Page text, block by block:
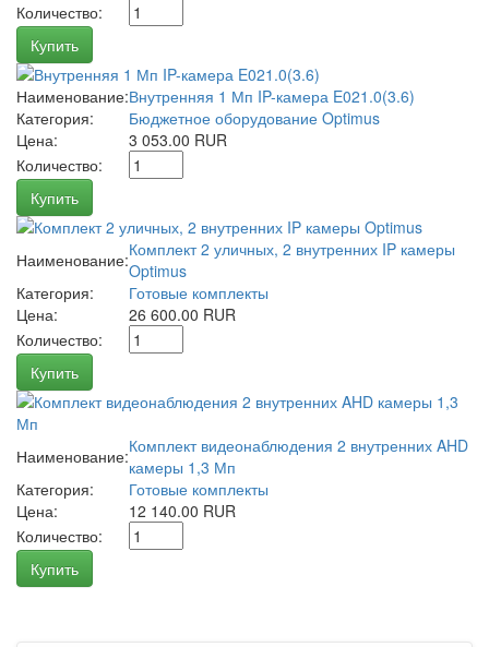
Количество:
Купить
Наименование:Внутренняя 1 Мп IP-камера E021.0(3.6)
Категория:
Бюджетное оборудование Optimus
Цена:
3 053.00 RUR
Количество:
Купить
Наименование:Комплект 2 уличных, 2 внутренних IP камеры
Optimus
Категория:
Готовые комплекты
Цена:
26 600.00 RUR
Количество:
Купить
Наименование:Комплект видеонаблюдения 2 внутренних AHD
камеры 1,3 Мп
Категория:
Готовые комплекты
Цена:
12 140.00 RUR
Количество:
Купить